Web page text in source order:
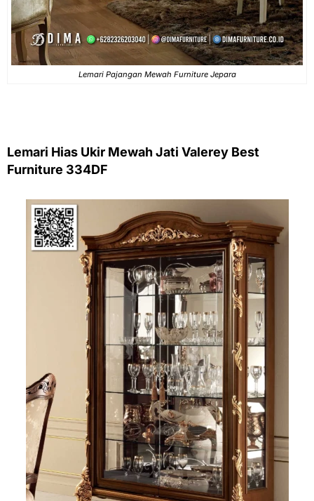
Lemari Pajangan Mewah Furniture Jepara
Lemari Hias Ukir Mewah Jati Valerey Best
Furniture 334DF